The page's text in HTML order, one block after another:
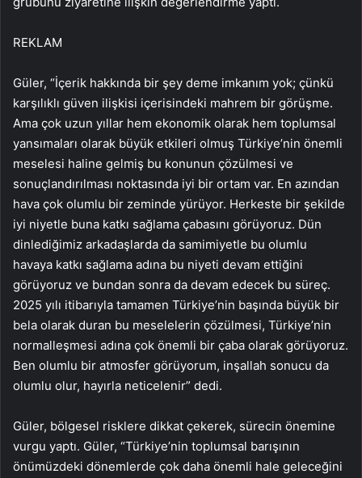
REKLAM
Güler, “İçerik hakkında bir şey deme imkanım yok; çünkü
karşılıklı güven ilişkisi içerisindeki mahrem bir görüşme.
Ama çok uzun yıllar hem ekonomik olarak hem toplumsal
yansımaları olarak büyük etkileri olmuş Türkiye’nin önemli
meselesi haline gelmiş bu konunun çözülmesi ve
sonuçlandırılması noktasında iyi bir ortam var. En azından
hava çok olumlu bir zeminde yürüyor. Herkeste bir şekilde
iyi niyetle buna katkı sağlama çabasını görüyoruz. Dün
dinlediğimiz arkadaşlarda da samimiyetle bu olumlu
havaya katkı sağlama adına bu niyeti devam ettiğini
görüyoruz ve bundan sonra da devam edecek bu süreç.
2025 yılı itibarıyla tamamen Türkiye’nin başında büyük bir
bela olarak duran bu meselelerin çözülmesi, Türkiye’nin
normalleşmesi adına çok önemli bir çaba olarak görüyoruz.
Ben olumlu bir atmosfer görüyorum, inşallah sonucu da
olumlu olur, hayırla neticelenir” dedi.
Güler, bölgesel risklere dikkat çekerek, sürecin önemine
vurgu yaptı. Güler, “Türkiye’nin toplumsal barışının
önümüzdeki dönemlerde çok daha önemli hale geleceğini